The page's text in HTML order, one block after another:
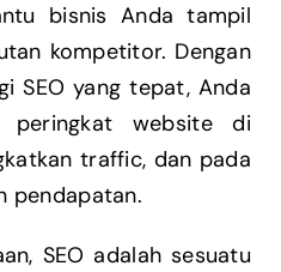
bisnis Anda tampil
kompetitor. Dengan
SEO yang tepat, Anda
peringkat website di
traffic, dan pada
pendapatan.
SEO adalah sesuatu